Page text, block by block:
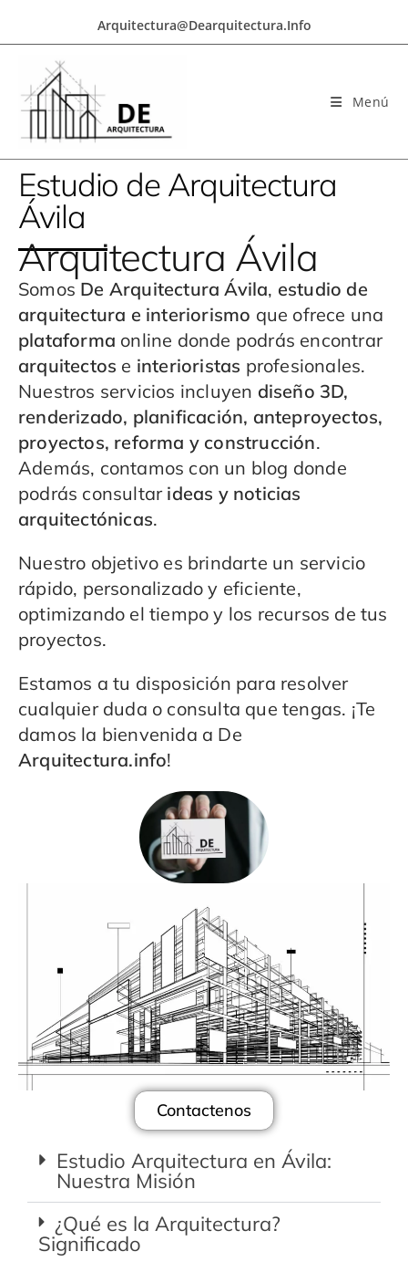
Arquitectura@dearquitectura.info
Menú
Estudio de Arquitectura
Ávila
Arquitectura Ávila
Somos De Arquitectura Ávila, estudio de
arquitectura e interiorismo que ofrece una
plataforma online donde podrás encontrar
arquitectos e interioristas profesionales.
Nuestros servicios incluyen diseño 3D,
renderizado, planificación, anteproyectos,
proyectos, reforma y construcción.
Además, contamos con un blog donde
podrás consultar ideas y noticias
arquitectónicas.
Nuestro objetivo es brindarte un servicio
rápido, personalizado y eficiente,
optimizando el tiempo y los recursos de tus
proyectos.
Estamos a tu disposición para resolver
cualquier duda o consulta que tengas. ¡Te
damos la bienvenida a De
Arquitectura.info!
Contactenos
Estudio Arquitectura en Ávila:
Nuestra Misión
¿Qué es la Arquitectura?
Significado